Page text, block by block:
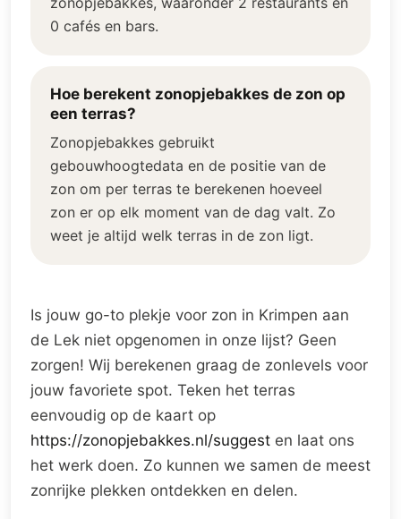
0 cafés en bars.
Hoe berekent zonopjebakkes de zon op
een terras?
Zonopjebakkes gebruikt
gebouwhoogtedata en de positie van de
zon om per terras te berekenen hoeveel
zon er op elk moment van de dag valt. Zo
weet je altijd welk terras in de zon ligt.
Is jouw go-to plekje voor zon in Krimpen aan
de Lek niet opgenomen in onze lijst? Geen
zorgen! Wij berekenen graag de zonlevels voor
jouw favoriete spot. Teken het terras
eenvoudig op de kaart op
https://zonopjebakkes.nl/suggest en laat ons
het werk doen. Zo kunnen we samen de meest
zonrijke plekken ontdekken en delen.